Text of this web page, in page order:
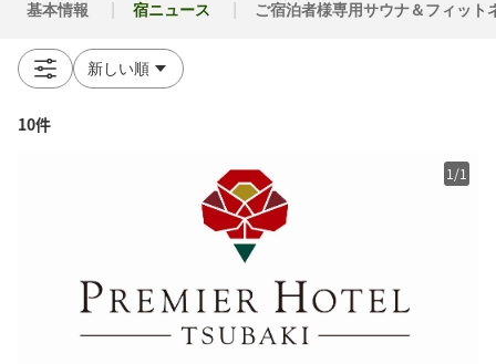
基本情報 宿ニュース ご宿泊者様専用サウナ＆フィット
10件
1 /1